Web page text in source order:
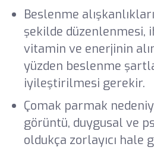
Beslenme
şekilde düzenlenmesi,
vitamin ve enerjinin
yüzden beslenme
iyileştirilmesi gerekir.
Çomak parmak
görüntü, duygusal ve
oldukça zorlayıcı hale